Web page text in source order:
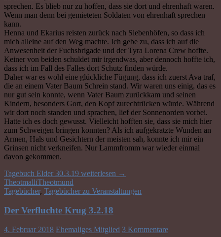
sprechen. Es blieb nur zu hoffen, dass sie dort und ehrenhaft waren.
Wenn man denn bei gemieteten Soldaten von ehrenhaft sprechen
kann.
Henna und Ekarius reisten zurück nach Siebenhöfen, so dass ich
mich alleine auf den Weg machte. Ich gebe zu, dass ich auf die
Anwesenheit der Fuchsbrigade und der Tyra Lorena Crew hoffte.
Keiner von beiden schuldet mir irgendwas, aber dennoch hoffte ich,
dass ich im Fall des Falles dort Schutz finden würde.
Daher war es wohl eine glückliche Fügung, dass ich zuerst Ava traf,
die an einem Vater Baum Schrein stand. Wir waren uns einig, das es
nur gut sein konnte, wenn Vater Baum zurückkam und seinen
Kindern, besonders Gort, den Kopf zurechtrücken würde. Während
wir dort noch standen und sprachen, lief der Sonnenorden vorbei.
Hatte ich es doch gewusst. Vielleicht hofften sie, dass sie mich hier
zum Schweigen bringen konnten? Als ich aufgekratzte Wunden an
Armen, Hals und Gesichtern der meisten sah, konnte ich mir ein
Grinsen nicht verkneifen. Nur Lammfromm war wieder einmal
davon gekommen.
Tagebuch Elder 30.3.19 weiterlesen →
TheotmalliTheotmund
Tagebücher, Tagebücher zu Veranstaltungen
Der Verfluchte Krug 3.2.18
4. Februar 2018 Ehemaliges Mitglied 3 Kommentare